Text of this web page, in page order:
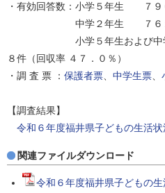
・有効回答数：小学５年生 ７９
中学２年生 ７６１件（
小学５年生および中学２
８件（回収率 ４７．０％）
・調 査 票 ： 保護者票、 中学生票、
【調査結果】
令和６年度福井県子どもの生活
関連ファイルダウンロード
令和６年度福井県子どもの